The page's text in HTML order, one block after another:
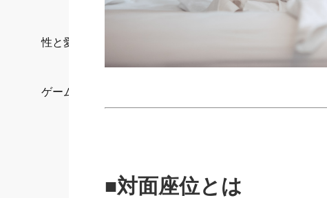
性と愛
ゲーム
■対面座位とは